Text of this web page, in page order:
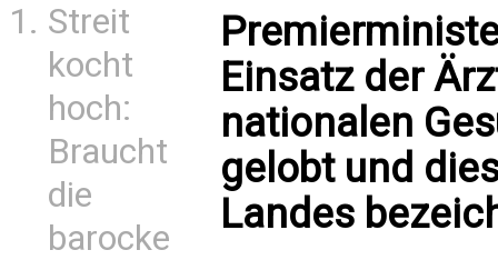
Streit
kocht
hoch:
Braucht
die
barocke
Einsatz der
nationalen
gelobt und
Landes